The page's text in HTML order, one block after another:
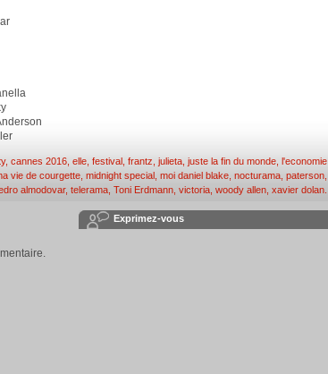
, cannes 2016 elle festival frantz julieta juste la fin du monde l'economie
vie de courgette midnight special moi daniel blake nocturama paterson
almodovar, telerama Toni Erdmann victoria woody allen xavier dolan
Exprimez-vous